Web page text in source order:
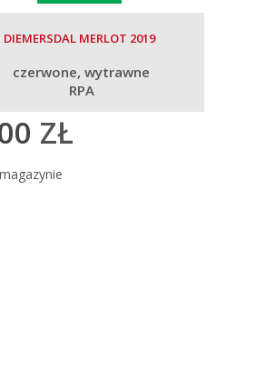
DIEMERSDAL MERLOT 2019
czerwone wytrawne
RPA
ZŁ